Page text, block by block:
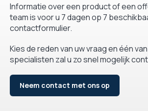
Informatie over een product of een
team is voor u 7 dagen op 7
contactformulier.
Kies de reden van uw vraag en één
specialisten zal u zo snel mogelijk
Neem contact met ons op